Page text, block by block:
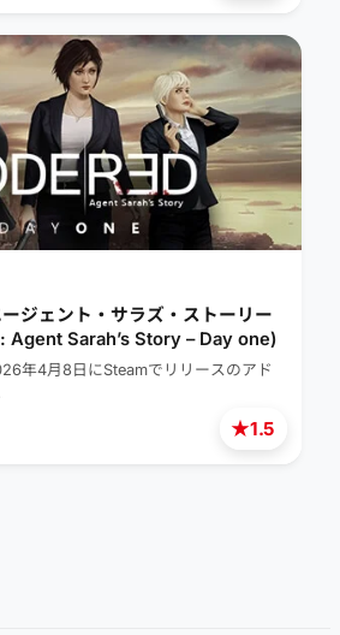
★1.5
ジェント・サラズ・ストーリー
Agent Sarah’s Story – Day one)
年4月8日にSteamでリリースのアド